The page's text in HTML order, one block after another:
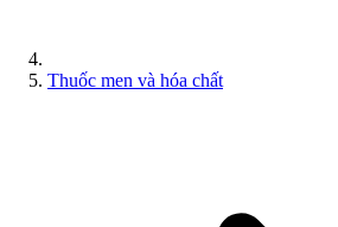
Thuốc men và hóa chất